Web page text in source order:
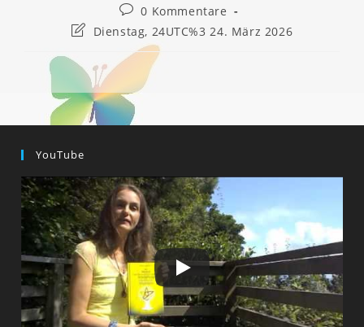
Beitrags-
Kommentare:
0 Kommentare
Beitrag
geändert
am:
Dienstag, 24UTC%3 24. März 2026
YouTube